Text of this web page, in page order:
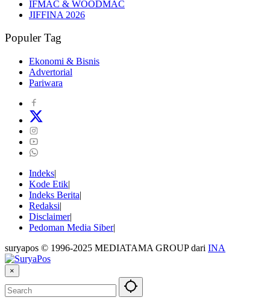
IFMAC & WOODMAC
JIFFINA 2026
Populer Tag
Ekonomi & Bisnis
Advertorial
Pariwara
Indeks
Kode Etik
Indeks Berita
Redaksi
Disclaimer
Pedoman Media Siber
suryapos © 1996-2025 MEDIATAMA GROUP dari INA
×